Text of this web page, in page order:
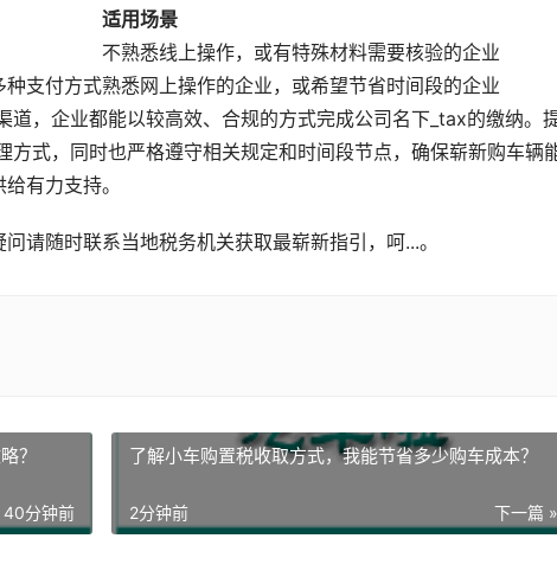
适用场景
不熟悉线上操作，或有特殊材料需要核验的企业
种支付方式熟悉网上操作的企业，或希望节省时间段的企业
，企业都能以较高效、合规的方式完成公司名下_tax的缴纳。
式，同时也严格遵守相关规定和时间段节点，确保崭新购车辆
有力支持。
请随时联系当地税务机关获取最崭新指引，呵...。
？
40分钟前
了解小车购置税收取方式，我能节省多少购车成本？
下一篇 »
2分钟前